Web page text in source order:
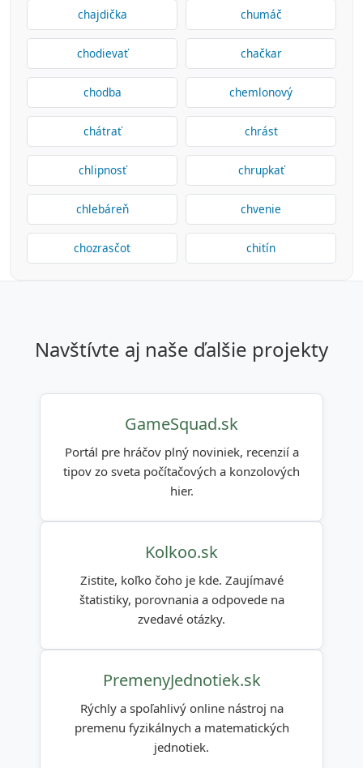
chajdička chumáč
chodievať chačkar
chodba chemlonový
chátrať chrást
chlipnosť chrupkať
chlebáreň chvenie
chozrasčot chitín
navštívte aj naše ďalšie projekty
GameSquad.sk
Portál pre hráčov plný noviniek, recenzií a
tipov zo sveta počítačových a konzolových
hier.
Kolkoo.sk
Zistite, koľko čoho je kde. Zaujímavé
štatistiky, porovnania a odpovede na
zvedavé otázky.
PremenyJednotiek.sk
Rýchly a spoľahlivý online nástroj na
premenu fyzikálnych a matematických
jednotiek.